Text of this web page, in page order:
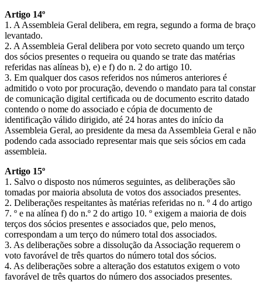
Artigo 14º
1. A Assembleia Geral delibera, em regra, segundo a forma de braço
levantado.
2. A Assembleia Geral delibera por voto secreto quando um terço
dos sócios presentes o requeira ou quando se trate das matérias
referidas nas alíneas b), e) e f) do n. 2 do artigo 10.
3. Em qualquer dos casos referidos nos números anteriores é
admitido o voto por procuração, devendo o mandato para tal constar
de comunicação digital certificada ou de documento escrito datado
contendo o nome do associado e cópia de documento de
identificação válido dirigido, até 24 horas antes do início da
Assembleia Geral, ao presidente da mesa da Assembleia Geral e não
podendo cada associado representar mais que seis sócios em cada
assembleia.
Artigo 15º
1. Salvo o disposto nos números seguintes, as deliberações são
tomadas por maioria absoluta de votos dos associados presentes.
2. Deliberações respeitantes às matérias referidas no n. º 4 do artigo
7. º e na alínea f) do n.º 2 do artigo 10. º exigem a maioria de dois
terços dos sócios presentes e associados que, pelo menos,
correspondam a um terço do número total dos associados.
3. As deliberações sobre a dissolução da Associação requerem o
voto favorável de três quartos do número total dos sócios.
4. As deliberações sobre a alteração dos estatutos exigem o voto
favorável de três quartos do número dos associados presentes.